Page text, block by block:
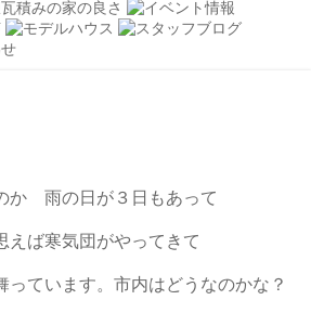
か 雨の日が３日もあって
えば寒気団がやってきて
っています。市内はどうなのかな？